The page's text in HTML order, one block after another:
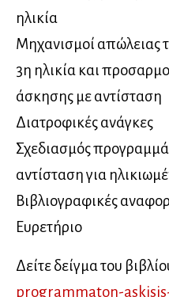
ηλικία
Μηχανισμοί απώλειας
3η ηλικία και
άσκησης με αντίσταση
Διατροφικές ανάγκες
Σχεδιασμός
αντίσταση για
Βιβλιογραφικές
Ευρετήριο
Δείτε δείγμα του
programmaton-